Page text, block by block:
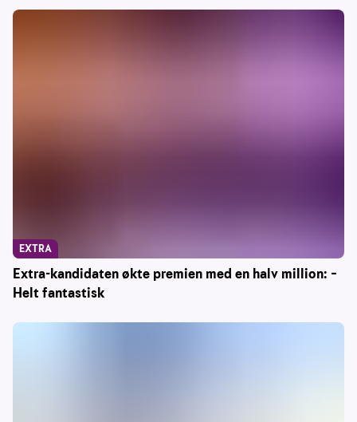
Extra-kandidaten økte premien med en halv million: –
Helt fantastisk
EXTRA